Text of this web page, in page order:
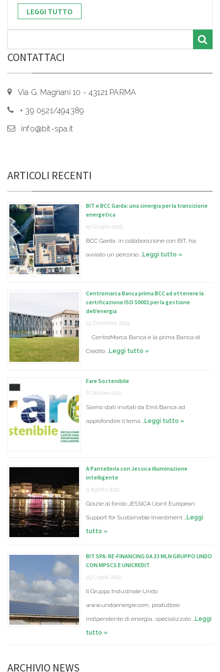
LEGGI TUTTO
CONTATTACI
Via G. Magnani 10 - 43121 PARMA
+ 39 0521/494389
info@bit-spa.it
ARTICOLI RECENTI
BIT e BCC Garda: una sinergia per la transizione
energetica
19 Giugno 2025
BCC Garda, in collaborazione con BIT, ha
avviato un percorso …Leggi tutto »
Centromarca Banca prima BCC ad ottenere la
certificazione ISO 50001 per la gestione
dell’energia
19 Dicembre 2024
CentroMarca Banca è la prima Banca di
Credito …Leggi tutto »
Fare Sostenibile
6 Ottobre 2022
Siamo stati invitati da Emil Banca ad
approfondire il tema …Leggi tutto »
A Pantelleria con Jessica illuminazione
intelligente
9 Agosto 2022
Grazie al fondo JESSICA (Joint European
Support for Sustainable Investment …Leggi
tutto »
BIT SPA: RE-FINANCING DA 33 MLN GRUPPO UNDO
CON MPSCS E UNICREDIT
29 Luglio 2022
Il Gruppo Industriale Undo
www.undoenergie.com, produttore
indipendente di energia, specializzato …Leggi
tutto »
ARCHIVIO NEWS